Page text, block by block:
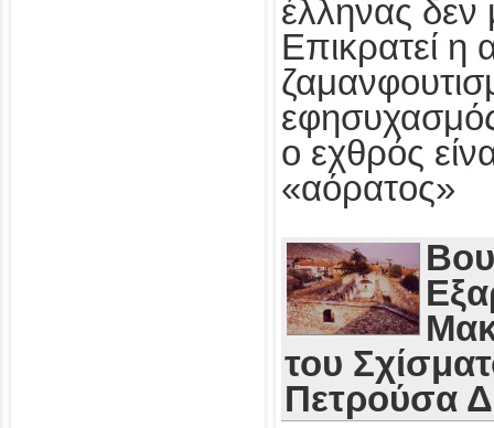
έλληνας δεν
Επικρατεί η
ο εχθρός
«αόρατος»
του
Πετρούσα